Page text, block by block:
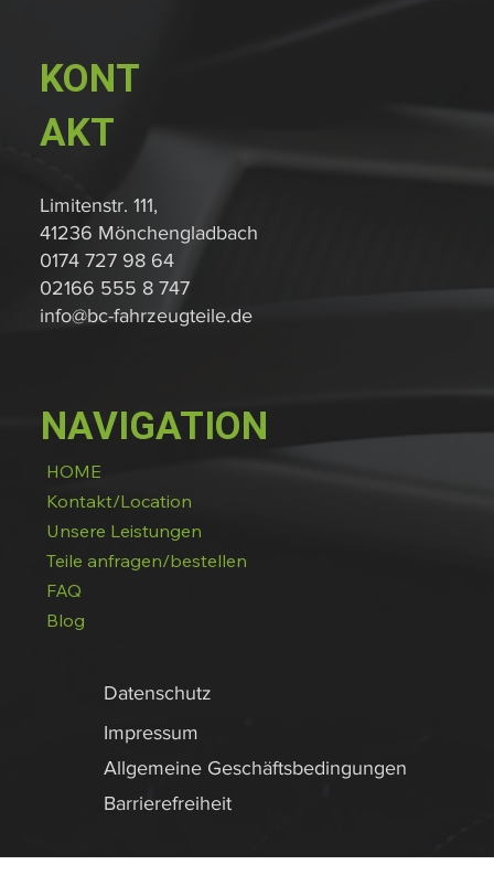
Datenschutz
Impressum
Allgemeine Geschäftsbedingungen
Barrierefreiheit
NAVIGATION
HOME
Kontakt/Location
Unsere Leistungen
Teile anfragen/bestellen
FAQ
Blog
KONT
AKT
Limitenstr. 111,
41236 Mönchengladbach
0174 727 98 64
02166 555 8 747
info@bc-fahrzeugteile.de